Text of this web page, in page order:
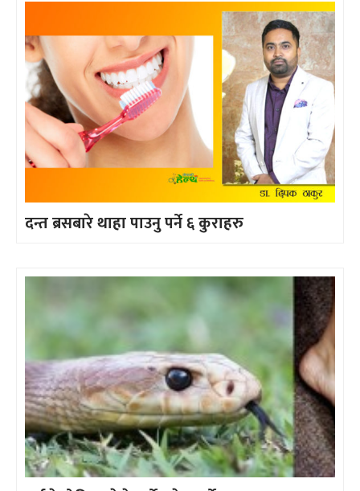
दन्त ब्रसबारे थाहा पाउनु पर्ने ६ कुराहरु